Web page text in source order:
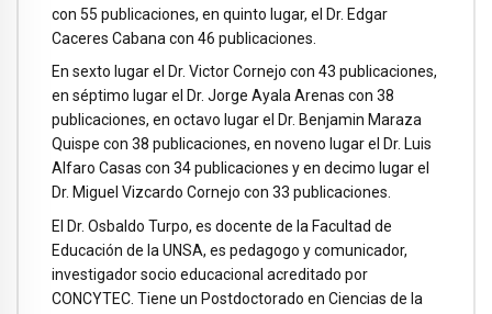
con 55 publicaciones, en quinto lugar, el Dr. Edgar
Caceres Cabana con 46 publicaciones.
En sexto lugar el Dr. Victor Cornejo con 43 publicaciones,
en séptimo lugar el Dr. Jorge Ayala Arenas con 38
publicaciones, en octavo lugar el Dr. Benjamin Maraza
Quispe con 38 publicaciones, en noveno lugar el Dr. Luis
Alfaro Casas con 34 publicaciones y en decimo lugar el
Dr. Miguel Vizcardo Cornejo con 33 publicaciones.
El Dr. Osbaldo Turpo, es docente de la Facultad de
Educación de la UNSA, es pedagogo y comunicador,
investigador socio educacional acreditado por
CONCYTEC. Tiene un Postdoctorado en Ciencias de la